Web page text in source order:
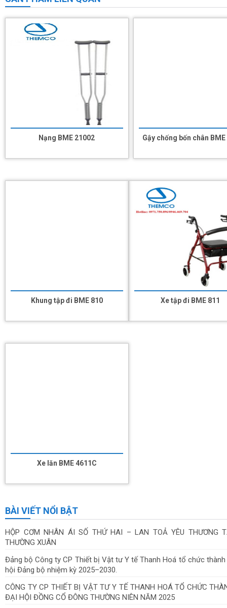
Nạng BME 21002 Gậy chống bốn chân
Khung tập đi BME 810 Xe tập đi BME 811
Xe lăn BME 4611C
BÀI VIẾT NỔI BẬT
HỘP CƠM NHÂN ÁI SỐ THỨ HAI – LAN TOẢ YÊU THƯƠNG
THƯỜNG XUÂN
Đảng bộ Công ty CP Thiết bị Vật tư Y tế Thanh Hoá tổ chức
hội Đảng bộ nhiệm kỳ 2025–2030.
CÔNG TY CP THIẾT BỊ VẬT TƯ Y TẾ THANH HOÁ TỔ CHỨC
ĐẠI HỘI ĐỒNG CỔ ĐÔNG THƯỜNG NIÊN NĂM 2025